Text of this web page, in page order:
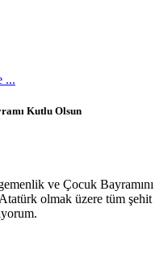
...
Kutlu Olsun
ve Çocuk Bayramını
olmak üzere tüm şehit